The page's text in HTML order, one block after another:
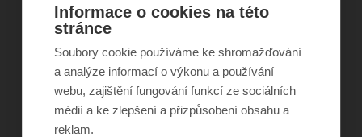
©Obecně prospěšná společnost Sirius
2011–2026
ISSN 1805-8876
nazory@sancedetem.cz
Odběr novinek e-mailem
Informace o webu
Ochrana osobních údajů
Informace o cookies na této
stránce
Soubory cookie používáme ke shromažďování
a analýze informací o výkonu a používání
webu, zajištění fungování funkcí ze sociálních
médií a ke zlepšení a přizpůsobení obsahu a
reklam.